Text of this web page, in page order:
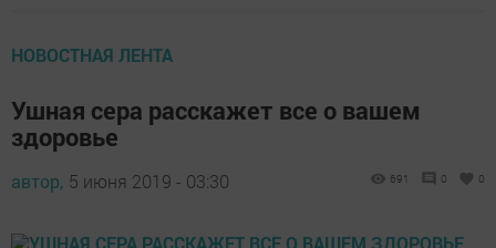
НОВОСТНАЯ ЛЕНТА
Ушная сера расскажет все о вашем
здоровье
автор, 5 июня 2019 - 03:30 691 0 0